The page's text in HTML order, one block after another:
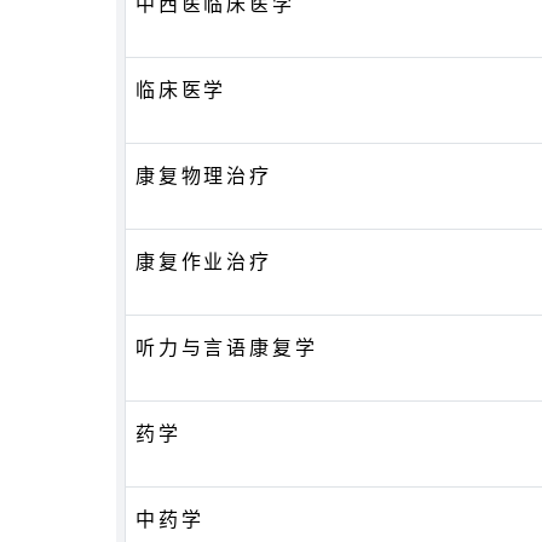
中西医临床医学
临床医学
康复物理治疗
康复作业治疗
听力与言语康复学
药学
中药学